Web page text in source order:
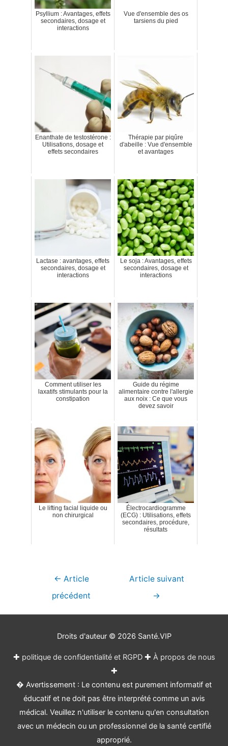
Psyllium : Avantages, effets
secondaires, dosage et
interactions
Vue d'ensemble des os
tarsiens du pied
Enanthate de testostérone :
Utilisations, dosage et
effets secondaires
Thérapie par piqûre
d'abeille : Vue d'ensemble
et avantages
Lactase : avantages, effets
secondaires, dosage et
interactions
Le soja : Avantages, effets
secondaires, dosage et
interactions
Comment utiliser les
laxatifs stimulants pour la
constipation
Guide du régime
alimentaire contre l'allergie
aux noix : Ce que vous
devez savoir
Le lifting facial liquide ou
non chirurgical
Électrocardiogramme
(ECG) : Utilisations, effets
secondaires, procédure,
résultats
Navigation
← Article
précédent
Article suivant
→
Droits d'auteur © 2026 Santé.VIP
✚ politique de confidentialité et RGPD✚ À propos de nous
✚
� Avertissement : Le contenu est purement informatif et
éducatif et ne doit pas être interprété comme un avis
médical. Veuillez n'utiliser le contenu qu'en consultation
avec un médecin ou un professionnel de la santé certifié
approprié.